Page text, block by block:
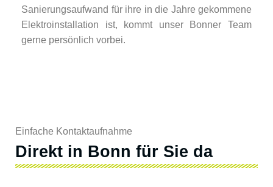
Sanierungsaufwand für ihre in die Jahre gekommene
Elektroinstallation ist, kommt unser Bonner Team
gerne persönlich vorbei.
Einfache Kontaktaufnahme
Direkt in Bonn für Sie da